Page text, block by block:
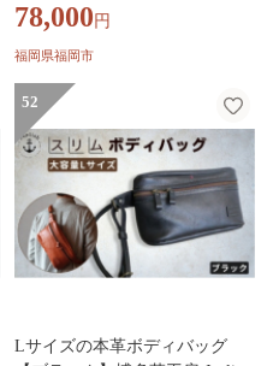
78,000 円
福岡県福岡市
52
Lサイズの本革ボディバッグ